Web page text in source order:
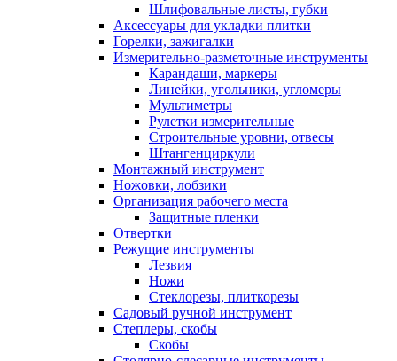
Шлифовальные листы, губки
Аксессуары для укладки плитки
Горелки, зажигалки
Измерительно-разметочные инструменты
Карандаши, маркеры
Линейки, угольники, угломеры
Мультиметры
Рулетки измерительные
Строительные уровни, отвесы
Штангенциркули
Монтажный инструмент
Ножовки, лобзики
Организация рабочего места
Защитные пленки
Отвертки
Режущие инструменты
Лезвия
Ножи
Стеклорезы, плиткорезы
Садовый ручной инструмент
Степлеры, скобы
Скобы